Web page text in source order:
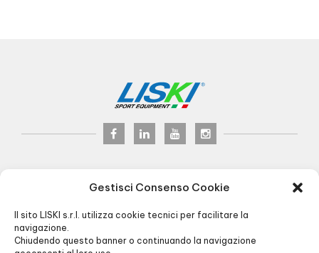
Gestisci Consenso Cookie
Il sito LISKI s.r.l. utilizza cookie tecnici per facilitare la
navigazione.
Chiudendo questo banner o continuando la navigazione
© 2024LISKI s.r.l.
Via Veneto, 8 - 24041 Brembate (BG) Italy
Pec:liski@pec.it
+39 035 4826195 INFO@LISKI.IT